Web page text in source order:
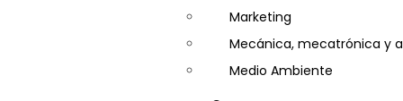
Marketing
Mecánica, mecatrónica y
Medio Ambiente
Minería e Hidrocarburos